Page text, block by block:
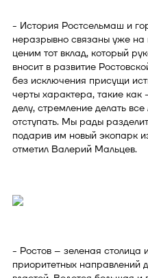
- История Ростсельмаш и
неразрывно связаны уже
ценим тот вклад, который
вносит в развитие
без исключения присущи
черты характера, такие
делу, стремление делать
отступать. Мы рады
подарив им новый экопарк
отметил Валерий Мальцев.
- Ростов – зеленая столица
приоритетных направлений